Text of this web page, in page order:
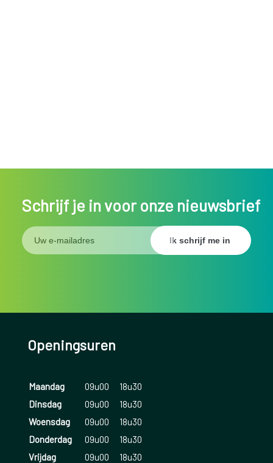
Schrijf je in voor onze nieuwsbrief
Openingsuren
Maandag 09u00
18u30
Dinsdag
09u00
18u30
Woensdag
09u00
18u30
Donderdag
09u00
18u30
Vrijdag
09u00
18u30